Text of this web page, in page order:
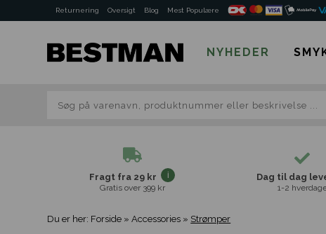
Returnering Oversigt Blog Mest Populære
NYHEDER
Fragt fra 29 kr
Gratis over 399 kr
Dag til dag
1-2
Du er her: Forside »Accessories » Strømper